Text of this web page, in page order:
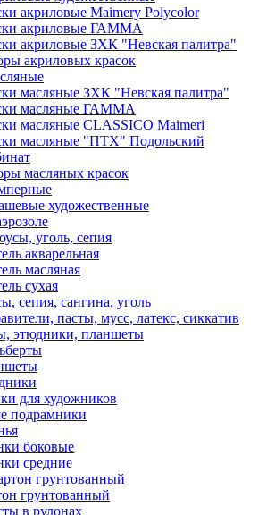
акриловые Maimery Polycolor
акриловые ГАММА
акриловые ЗХК "Невская палитра"
акриловых красок
масляные ЗХК "Невская палитра"
масляные ГАММА
масляные CLASSICO Maimeri
масляные "ПТХ" Подольский
масляных красок
художественные
уголь, сепия
акварельная
масляная
сухая
сепия, сангина, уголь
пасты, мусс, латекс, сиккатив
этюдники, планшеты
для художников
подрамники
боковые
средние
грунтованный
грунтованный
в рулонах